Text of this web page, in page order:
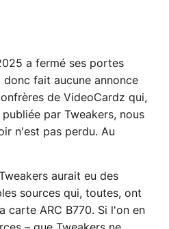
a fermé ses portes
fait aucune annonce
de VideoCardz qui,
par Tweakers, nous
n'est pas perdu. Au
aurait eu des
sources qui, toutes, ont
carte ARC B770. Si l'on en